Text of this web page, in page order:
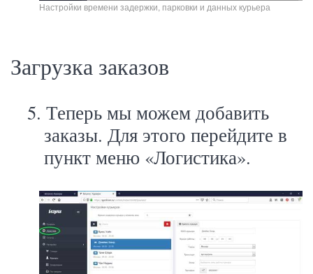
Настройки времени задержки, парковки и данных курьера
Загрузка заказов
5. Теперь мы можем добавить
заказы. Для этого перейдите в
пункт меню «Логистика».